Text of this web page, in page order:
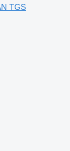
TGS